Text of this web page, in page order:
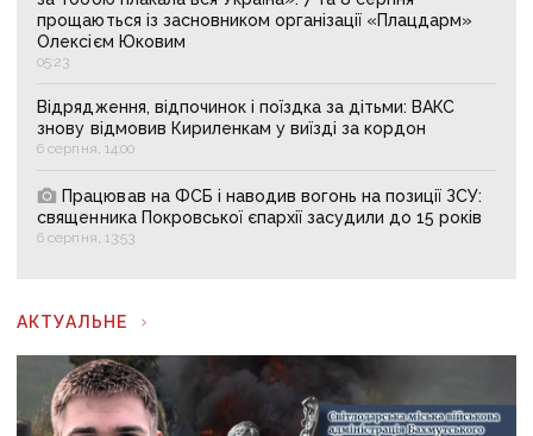
прощаються із засновником організації «Плацдарм»
Олексієм Юковим
05:23
Відрядження, відпочинок і поїздка за дітьми: ВАКС
знову відмовив Кириленкам у виїзді за кордон
6 серпня, 14:00
Працював на ФСБ і наводив вогонь на позиції ЗСУ:
священника Покровської єпархії засудили до 15 років
6 серпня, 13:53
АКТУАЛЬНЕ